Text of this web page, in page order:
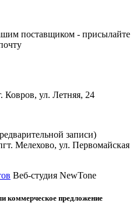
поставщиком - присылайте
Ковров, ул. Летняя, 24
записи)
Мелехово, ул. Первомайская
Веб-студия NewTone
коммерческое предложение